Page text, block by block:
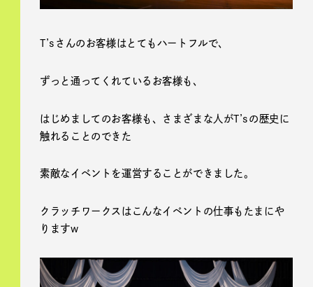
T’sさんのお客様はとてもハートフルで、
ずっと通ってくれているお客様も、
はじめましてのお客様も、さまざまな人がT’sの歴史に
触れることのできた
素敵なイベントを運営することができました。
クラッチワークスはこんなイベントの仕事もたまにや
りますw